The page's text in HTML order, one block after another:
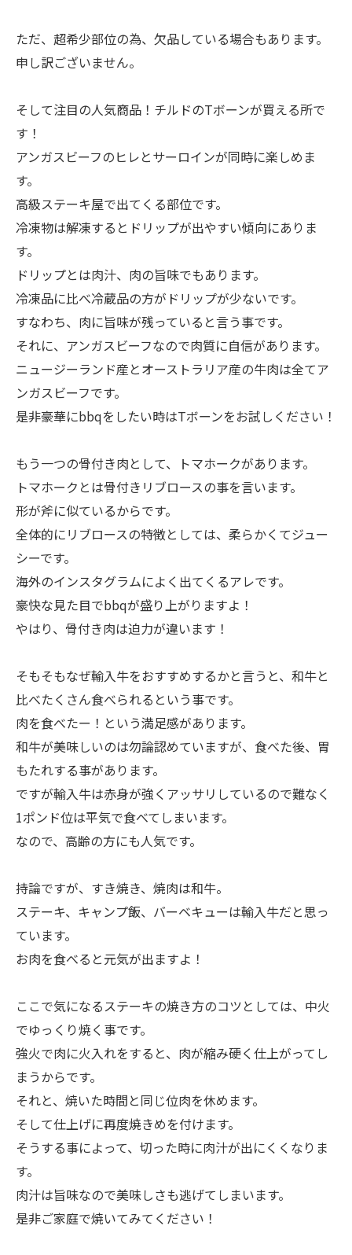
ただ、超希少部位の為、欠品している場合もあります。
申し訳ございません。
そして注目の人気商品！チルドのTボーンが買える所で
す！
アンガスビーフのヒレとサーロインが同時に楽しめま
す。
高級ステーキ屋で出てくる部位です。
冷凍物は解凍するとドリップが出やすい傾向にありま
す。
ドリップとは肉汁、肉の旨味でもあります。
冷凍品に比べ冷蔵品の方がドリップが少ないです。
すなわち、肉に旨味が残っていると言う事です。
それに、アンガスビーフなので肉質に自信があります。
ニュージーランド産とオーストラリア産の牛肉は全てア
ンガスビーフです。
是非豪華にbbqをしたい時はTボーンをお試しください！
もう一つの骨付き肉として、トマホークがあります。
トマホークとは骨付きリブロースの事を言います。
形が斧に似ているからです。
全体的にリブロースの特徴としては、柔らかくてジュー
シーです。
海外のインスタグラムによく出てくるアレです。
豪快な見た目でbbqが盛り上がりますよ！
やはり、骨付き肉は迫力が違います！
そもそもなぜ輸入牛をおすすめするかと言うと、和牛と
比べたくさん食べられるという事です。
肉を食べたー！という満足感があります。
和牛が美味しいのは勿論認めていますが、食べた後、胃
もたれする事があります。
ですが輸入牛は赤身が強くアッサリしているので難なく
1ポンド位は平気で食べてしまいます。
なので、高齢の方にも人気です。
持論ですが、すき焼き、焼肉は和牛。
ステーキ、キャンプ飯、バーベキューは輸入牛だと思っ
ています。
お肉を食べると元気が出ますよ！
ここで気になるステーキの焼き方のコツとしては、中火
でゆっくり焼く事です。
強火で肉に火入れをすると、肉が縮み硬く仕上がってし
まうからです。
それと、焼いた時間と同じ位肉を休めます。
そして仕上げに再度焼きめを付けます。
そうする事によって、切った時に肉汁が出にくくなりま
す。
肉汁は旨味なので美味しさも逃げてしまいます。
是非ご家庭で焼いてみてください！